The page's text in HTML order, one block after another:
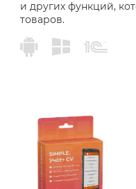
и других функций,
товаров.